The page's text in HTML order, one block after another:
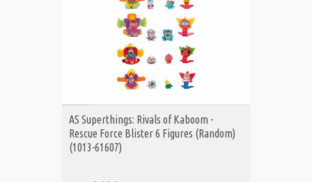
ΑΓΟΡΑ
AS Superthings: Rivals of Kaboom -
Rescue Force Blister 6 Figures (Random)
(1013-61607)